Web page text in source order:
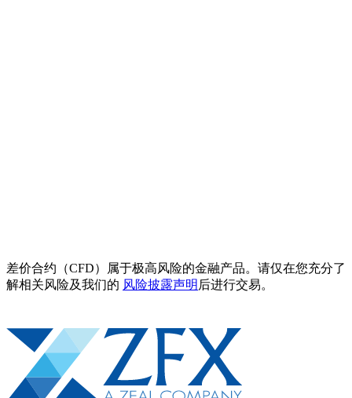
差价合约（CFD）属于极高风险的金融产品。请仅在您充分了
解相关风险及我们的 风险披露声明 后进行交易。